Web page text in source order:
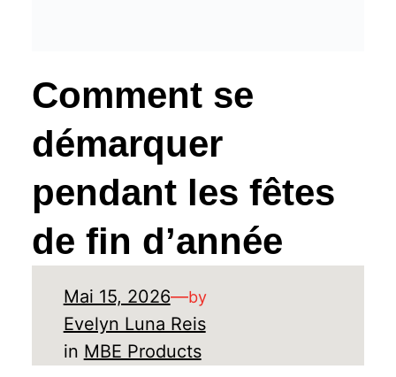
Comment se
démarquer
pendant les fêtes
de fin d’année
Mai 15, 2026—by
Evelyn Luna Reis
in MBE Products